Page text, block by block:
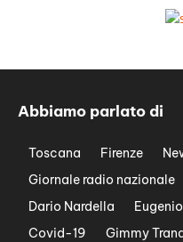
Abbiamo parlato di
Toscana Firenze
Giornale radio nazionale
Dario Nardella
Covid-19
Gimmy